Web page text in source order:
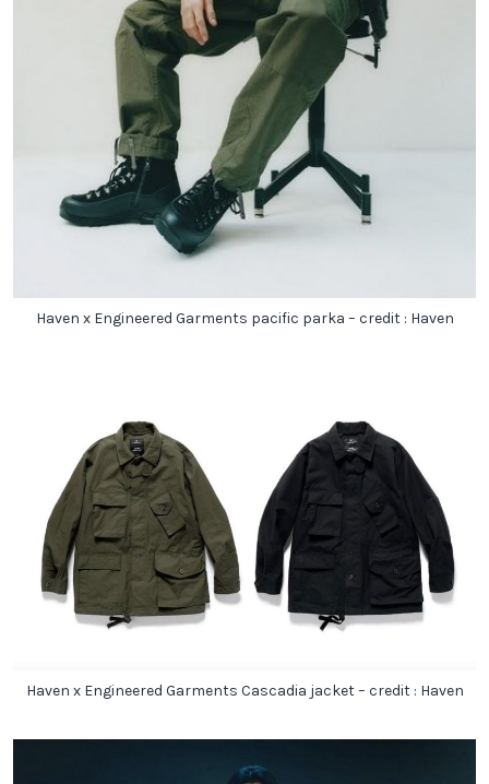
Haven x Engineered Garments pacific parka – credit : Haven
Haven x Engineered Garments Cascadia jacket – credit : Haven